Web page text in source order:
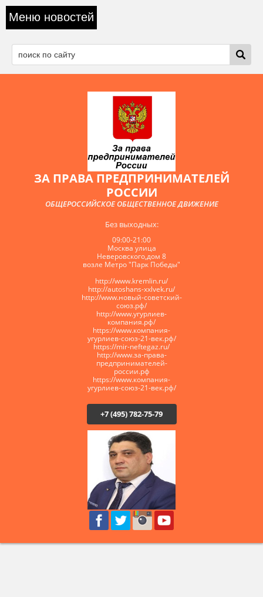
Меню новостей
ЗА ПРАВА ПРЕДПРИНИМАТЕЛЕЙ
РОССИИ
ОБЩЕРОССИЙСКОЕ ОБЩЕСТВЕННОЕ ДВИЖЕНИЕ
Без выходных:
09:00-21:00
Москва улица
Неверовского,дом 8
возле Метро "Парк Победы"
http://www.kremlin.ru/
http://autoshans-xxlvek.ru/
​http://www.новый-советский-
союз.рф/
http://www.угурлиев-
компания.рф/
https://www.компания-
угурлиев-союз-21-век.рф/
https://mir-neftegaz.ru/
http://www.за-права-
предпринимателей-
россии.рф
https://www.компания-
угурлиев-союз-21-век.рф/
+7 (495) 782-75-79